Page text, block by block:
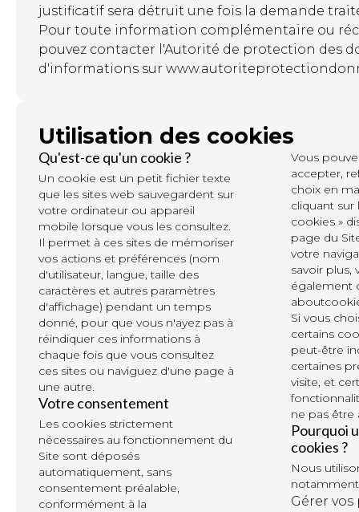
justificatif sera détruit une fois la demande
Pour toute information complémentaire ou
pouvez contacter l'Autorité de protection des
d'informations sur
Utilisation des cookies
Qu'est-ce qu'un cookie ?
Un cookie est un petit fichier texte
que les sites web sauvegardent sur
votre ordinateur ou appareil
mobile lorsque vous les consultez.
Il permet à ces sites de mémoriser
vos actions et préférences (nom
d'utilisateur, langue, taille des
caractères et autres paramètres
d'affichage) pendant un temps
donné, pour que vous n'ayez pas à
réindiquer ces informations à
chaque fois que vous consultez
ces sites ou naviguez d'une page à
une autre.
Votre consentement
Les cookies strictement
nécessaires au fonctionnement du
Site sont déposés
automatiquement, sans
consentement préalable,
conformément à la
Vous
accepter,
choix en
cliquant sur
cookies »
page du
votre
savoir plus,
également
Si vous
certains
peut-être
certaines
visite, et
ne pas être
Pourquoi
cookies ?
Nous
Gérer